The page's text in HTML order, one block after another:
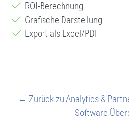
ROI-Berechnung
Grafische Darstellung
Export als Excel/PDF
← Zurück zu Analytics &
Software-